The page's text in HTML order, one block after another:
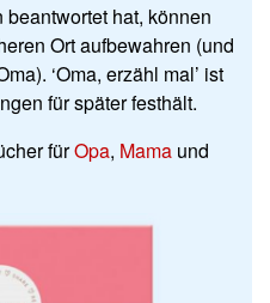
hat, können
Ort aufbewahren (und
‘Oma, erzähl mal’ ist
für später festhält.
fürOpa, Mama und